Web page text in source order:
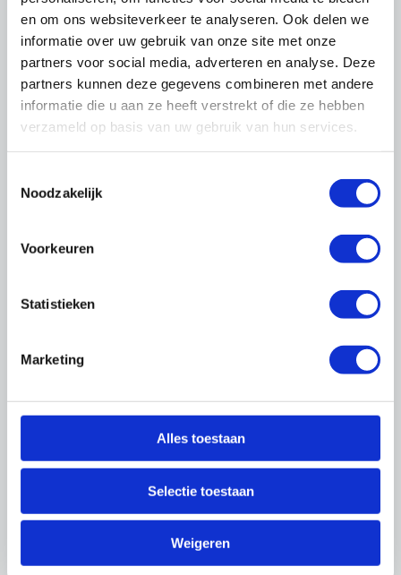
en om ons websiteverkeer te analyseren. Ook delen we
informatie over uw gebruik van onze site met onze
partners voor social media, adverteren en analyse. Deze
partners kunnen deze gegevens combineren met andere
informatie die u aan ze heeft verstrekt of die ze hebben
verzameld op basis van uw gebruik van hun services.
Noodzakelijk
Voorkeuren
Statistieken
Marketing
Alles toestaan
Selectie toestaan
Weigeren
corporaties kunnen hun euro maar één
keer uitgeven.
U leest het in OnderhoudNL
Magazine
Thema's
Cao's
Arbo & Milieu